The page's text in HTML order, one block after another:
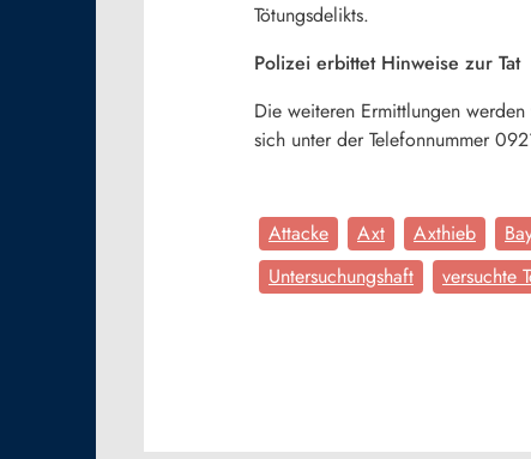
Tötungsdelikts.
Polizei erbittet Hinweise zur Tat
Die weiteren Ermittlungen
sich unter der Telefonnummer
Attacke Axt Axthieb
Untersuchungshaft
versuchte